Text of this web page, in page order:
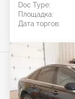
Doc Type:
Площадка:
Дата торгов: